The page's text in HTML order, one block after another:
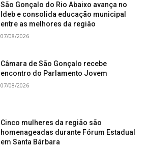
São Gonçalo do Rio Abaixo avança no
Ideb e consolida educação municipal
entre as melhores da região
07/08/2026
Câmara de São Gonçalo recebe
encontro do Parlamento Jovem
07/08/2026
Cinco mulheres da região são
homenageadas durante Fórum Estadual
em Santa Bárbara